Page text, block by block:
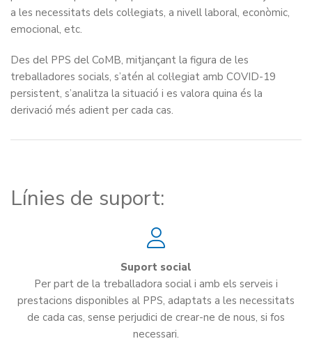
a les necessitats dels col·legiats, a nivell laboral, econòmic,
emocional, etc.
Des del PPS del CoMB, mitjançant la figura de les
treballadores socials, s’atén al col·legiat amb COVID-19
persistent, s’analitza la situació i es valora quina és la
derivació més adient per cada cas.
Línies de suport:
Suport social
Per part de la treballadora social i amb els serveis i
prestacions disponibles al PPS, adaptats a les necessitats
de cada cas, sense perjudici de crear-ne de nous, si fos
necessari.